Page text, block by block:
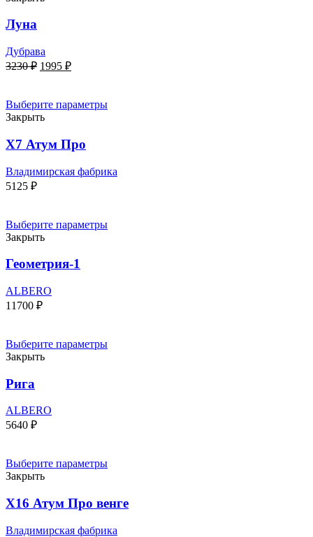
Луна
Дубрава
3230₽ Первоначальная
3230 ₽.
1995 ₽Текущая
Выберите параметры
Закрыть
Х7 Атум Про
Владимирская фабрика
5125 ₽
Выберите параметры
Закрыть
Геометрия-1
ALBERO
11700 ₽
Выберите параметры
Закрыть
Рига
ALBERO
5640 ₽
Выберите параметры
Закрыть
Х16 Атум Про венге
Владимирская фабрика